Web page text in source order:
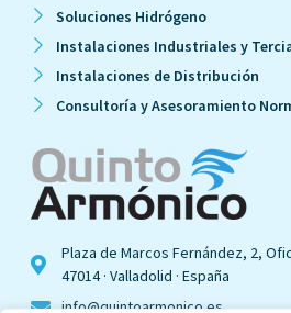
Soluciones Hidrógeno
Instalaciones Industriales y
Instalaciones de Distribución
Consultoría y Asesoramiento
Plaza de Marcos Fernández, 2,
47014 · Valladolid · España
info@quintoarmonico.es